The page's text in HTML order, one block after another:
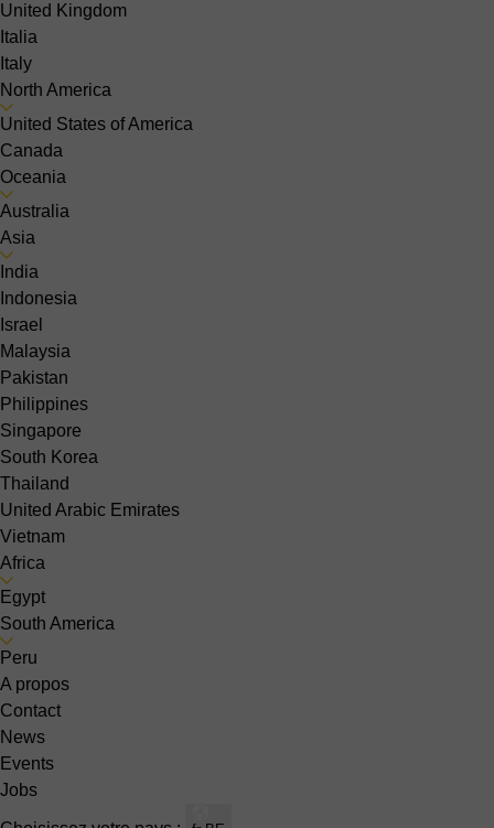
United Kingdom
Italia
Italy
North America
United States of America
Canada
Oceania
Australia
Asia
India
Indonesia
Israel
Malaysia
Pakistan
Philippines
Singapore
South Korea
Thailand
United Arabic Emirates
Vietnam
Africa
Egypt
South America
Peru
A propos
Contact
News
Events
Jobs